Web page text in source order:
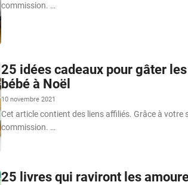
commission. …
25 idées cadeaux pour gâter
bébé à Noël
10 novembre 2021
Cet article contient des liens affiliés. Grâce à
commission. …
25 livres qui raviront les